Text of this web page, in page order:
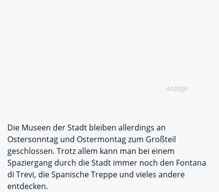
Anzeige
Die Museen der Stadt bleiben allerdings an
Ostersonntag und Ostermontag zum Großteil
geschlossen. Trotz allem kann man bei einem
Spaziergang durch die Stadt immer noch den Fontana
di Trevi, die Spanische Treppe und vieles andere
entdecken.